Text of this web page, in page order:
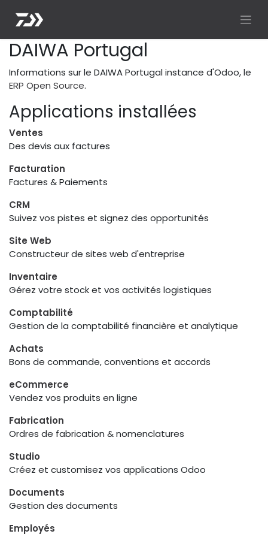
DAIWA Portugal
Informations sur le DAIWA Portugal instance d'Odoo, le
ERP Open Source.
Applications installées
Ventes
Des devis aux factures
Facturation
Factures & Paiements
CRM
Suivez vos pistes et signez des opportunités
Site Web
Constructeur de sites web d'entreprise
Inventaire
Gérez votre stock et vos activités logistiques
Comptabilité
Gestion de la comptabilité financière et analytique
Achats
Bons de commande, conventions et accords
eCommerce
Vendez vos produits en ligne
Fabrication
Ordres de fabrication & nomenclatures
Studio
Créez et customisez vos applications Odoo
Documents
Gestion des documents
Employés